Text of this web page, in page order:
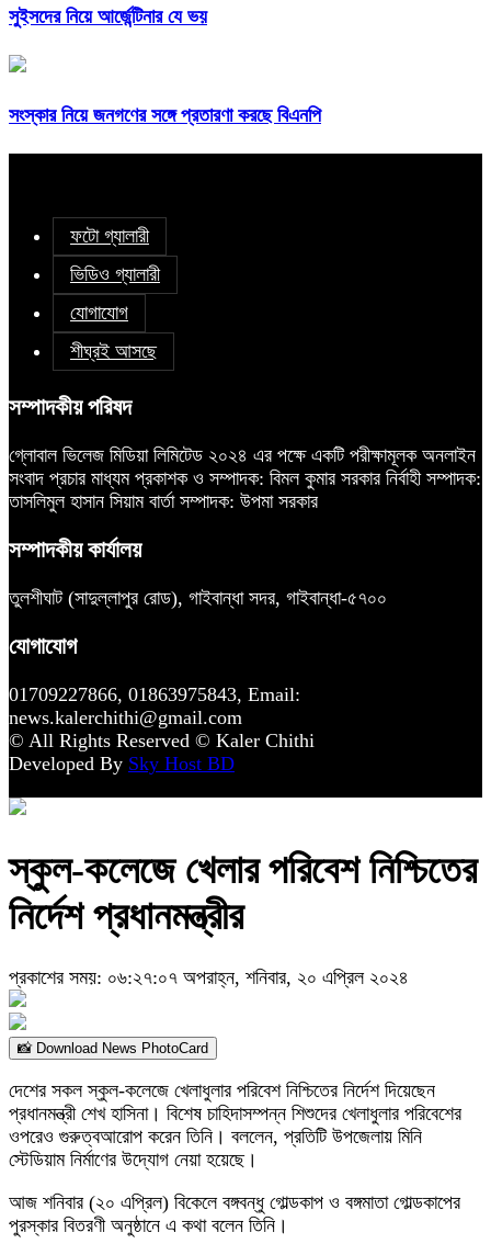
সুইসদের নিয়ে আর্জেন্টিনার যে ভয়
সংস্কার নিয়ে জনগণের সঙ্গে প্রতারণা করছে বিএনপি
ফটো গ্যালারী
ভিডিও গ্যালারী
যোগাযোগ
শীঘ্রই আসছে
সম্পাদকীয় পরিষদ
গ্লোবাল ভিলেজ মিডিয়া লিমিটেড ২০২৪ এর পক্ষে একটি পরীক্ষামূলক অনলাইন
সংবাদ প্রচার মাধ্যম প্রকাশক ও সম্পাদক: বিমল কুমার সরকার নির্বাহী সম্পাদক:
তাসলিমুল হাসান সিয়াম বার্তা সম্পাদক: উপমা সরকার
সম্পাদকীয় কার্যালয়
তুলশীঘাট (সাদুল্লাপুর রোড), গাইবান্ধা সদর, গাইবান্ধা-৫৭০০
যোগাযোগ
01709227866, 01863975843, Email:
news.kalerchithi@gmail.com
© All Rights Reserved © Kaler Chithi
Developed By Sky Host BD
স্কুল-কলেজে খেলার পরিবেশ নিশ্চিতের
নির্দেশ প্রধানমন্ত্রীর
প্রকাশের সময়: ০৬:২৭:০৭ অপরাহ্ন, শনিবার, ২০ এপ্রিল ২০২৪
📸 Download News PhotoCard
দেশের সকল স্কুল-কলেজে খেলাধুলার পরিবেশ নিশ্চিতের নির্দেশ দিয়েছেন
প্রধানমন্ত্রী শেখ হাসিনা। বিশেষ চাহিদাসম্পন্ন শিশুদের খেলাধুলার পরিবেশের
ওপরেও গুরুত্বআরোপ করেন তিনি। বললেন, প্রতিটি উপজেলায় মিনি
স্টেডিয়াম নির্মাণের উদ্যোগ নেয়া হয়েছে।
আজ শনিবার (২০ এপ্রিল) বিকেলে বঙ্গবন্ধু গোল্ডকাপ ও বঙ্গমাতা গোল্ডকাপের
পুরস্কার বিতরণী অনুষ্ঠানে এ কথা বলেন তিনি।